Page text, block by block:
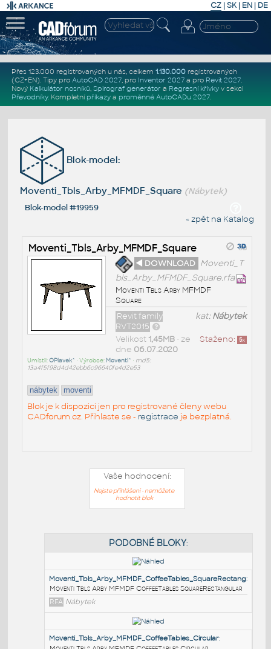
CZ | SK| EN | DE
Přes 123.000 registrovaných u nás, celkem 1.130.000registrovaných
(CZ+EN). Tipy pro AutoCAD 2027, pro Inventor 2027a pro Revit 2027.
Nový Kalkulátor nosníků, Spirograf generátor a Regresní křivkyv sekci
Převodníky. Kompletní příkazya proměnné AutoCADu 2027.
Blok-model:
Moventi_Tbls_Arby_MFMDF_Square (Nábytek)
Blok-model #19959
« zpět na Katalog
Moventi_Tbls_Arby_MFMDF_Square
◄ DOWNLOAD Moventi_T
bls_Arby_MFMDF_Square.rfa
Moventi Tbls Arby MFMDF
Square
kat:Nábytek
Revit family
RVT2015
Staženo: 5x
Velikost 1,45MB• ze
dne 06.07.2020
Umístil:OPlavek^ • Výrobce: Moventi^ • md5:
13a4f5f98d4d42ebb6c96640fe4d2e53
nábytek moventi
Blok je k dispozici jen pro registrované členy webu
CADforum.cz. Přihlaste se - registrace je bezplatná.
Vaše hodnocení:
Nejste přihlášeni - nemůžete
hodnotit blok
PODOBNÉ BLOKY: